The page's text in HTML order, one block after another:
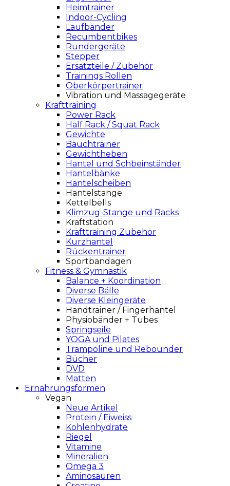
Heimtrainer
Indoor-Cycling
Laufbänder
Recumbentbikes
Rundergeräte
Stepper
Ersatzteile / Zubehör
Trainings Rollen
Oberkörpertrainer
Vibration und Massagegeräte
Krafttraining
Power Rack
Half Rack / Squat Rack
Gewichte
Bauchtrainer
Gewichtheben
Hantel und Schbeinständer
Hantelbänke
Hantelscheiben
Hantelstange
Kettelbells
Klimzug-Stange und Racks
Kraftstation
Krafttraining Zubehör
Kurzhantel
Rückentrainer
Sportbandagen
Fitness & Gymnastik
Balance + Koordination
Diverse Bälle
Diverse Kleingeräte
Handtrainer / Fingerhantel
Physiobänder + Tubes
Springseile
YOGA und Pilates
Trampoline und Rebounder
Bücher
DVD
Matten
Ernährungsformen
Vegan
Neue Artikel
Protein / Eiweiss
Kohlenhydrate
Riegel
Vitamine
Mineralien
Omega 3
Aminosäuren